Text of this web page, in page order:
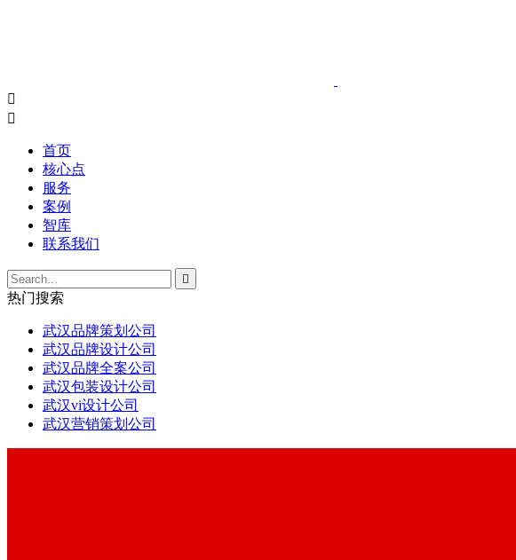


首页
核心点
服务
案例
智库
联系我们

热门搜索
武汉品牌策划公司
武汉品牌设计公司
武汉品牌全案公司
武汉包装设计公司
武汉vi设计公司
武汉营销策划公司